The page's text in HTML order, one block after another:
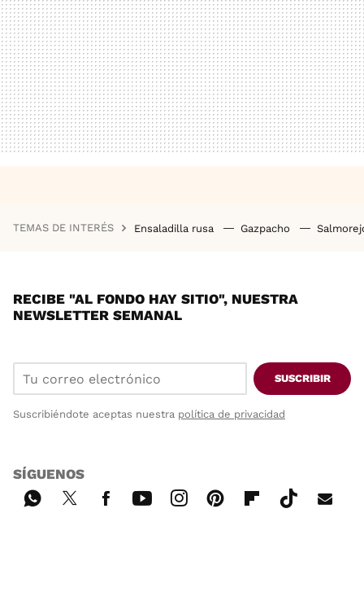
TEMAS DE INTERÉS Ensaladilla rusa Gazpacho
RECIBE "AL FONDO HAY SITIO", NUESTRA
NEWSLETTER SEMANAL
SUSCRIBIR
Suscribiéndote aceptas nuestra política de privacidad
SÍGUENOS